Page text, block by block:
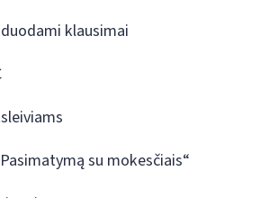
klausimai
su mokesčiais“